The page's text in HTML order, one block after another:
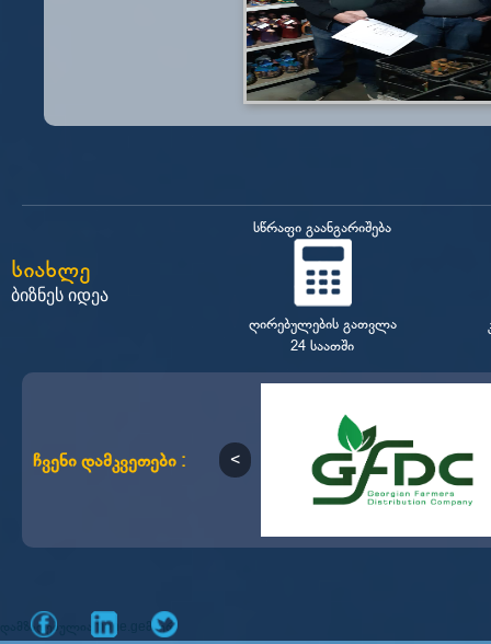
სიახლე
ბიზნეს იდეა
სწრაფი გაანგარიშება
ღირებულების გათვლა
24 საათში
ჩვენი დამკვეთები :
დამზადებულია mone.ge მიერ